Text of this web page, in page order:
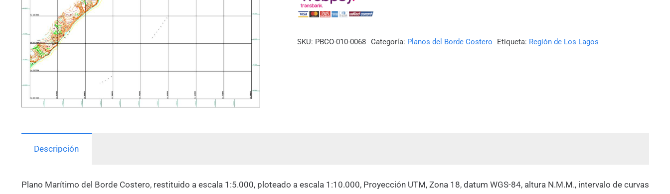
BUTACHAUQUES
SKU: PBCO-010-0068 Categoría: Planos del Borde Costero Etiqueta: Región de Los Lagos
Descripción
Plano Marítimo del Borde Costero, restituido a escala 1:5.000, ploteado a escala 1:10.000, Proyección UTM, Zona 18, datum WGS-84, altura N.M.M., intervalo de curvas